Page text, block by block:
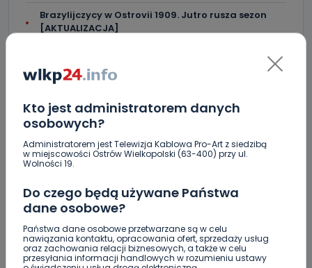
Kto jest administratorem danych
osobowych?
Administratorem jest Telewizja Kablowa Pro-Art z siedzibą
w miejscowości Ostrów Wielkopolski (63-400) przy ul.
Wolności 19.
Do czego będą używane Państwa
dane osobowe?
Państwa dane osobowe przetwarzane są w celu
nawiązania kontaktu, opracowania ofert, sprzedaży usług
oraz zachowania relacji biznesowych, a także w celu
przesyłania informacji handlowych w rozumieniu ustawy
Brazylijczycy w Ostrovii 1909. Jutro rusza sezon
[AKTUALIZACJA]
Startujemy w piątek! [WIDEO]
historie!”. Odyseja Antonińska - dzień pierwszy
[FOTO]
Jak prawidłowo kosić trawę w czasie letnich
upałów?
Zderzenie kilku aut na DK25. Duże korki
Zaginiona nastolatka [AKTUALIZACJA]